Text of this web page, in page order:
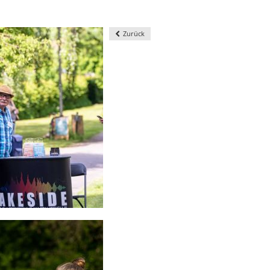
Zurück